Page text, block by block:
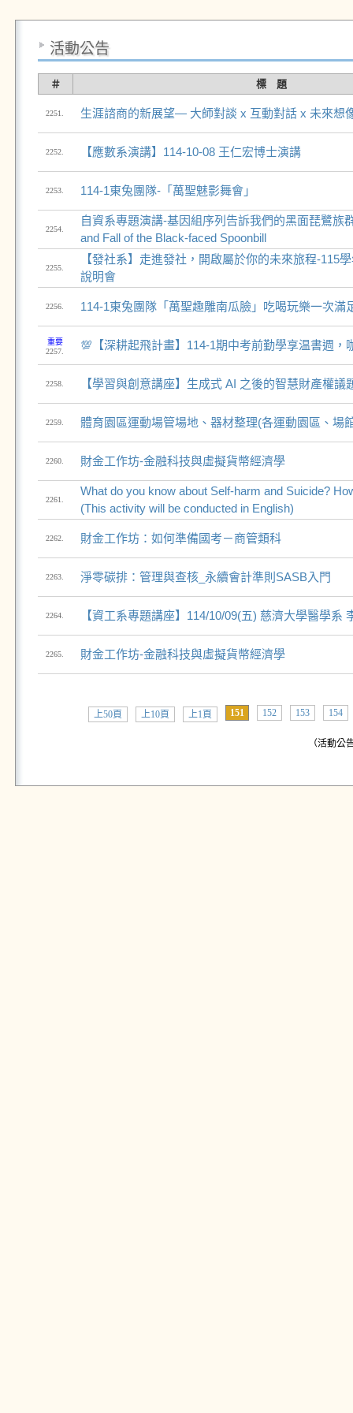
活動公告
＃ 標 題
2251. 生涯諮商的新展望— 大師對談 x 互動對話 x 未來想
2252. 【應數系演講】114-10-08 王仁宏博士演講
2253. 114-1東兔團隊-「萬聖魅影舞會」
2254.
自資系專題演講-基因組序列告訴我們的黑面琵鷺族
and Fall of the Black-faced Spoonbill
2255.
【發社系】走進發社，開啟屬於你的未來旅程-115
說明會
2256. 114-1東兔團隊「萬聖趣雕南瓜臉」吃喝玩樂一次滿
重要
2257.
💯【深耕起飛計畫】114-1期中考前勤學享温書週，
2258. 【學習與創意講座】生成式 AI 之後的智慧財產權議
2259. 體育園區運動場管場地、器材整理(各運動園區、場
2260. 財金工作坊-金融科技與虛擬貨幣經濟學
2261.
What do you know about Self-harm and Suicide?
(This activity will be conducted in English)
2262. 財金工作坊：如何準備國考－商管類科
2263. 淨零碳排：管理與查核_永續會計準則SASB入門
2264. 【資工系專題講座】114/10/09(五) 慈濟大學醫學系
2265. 財金工作坊-金融科技與虛擬貨幣經濟學
上50頁 上10頁 上1頁 151 152 153 154
（活動公